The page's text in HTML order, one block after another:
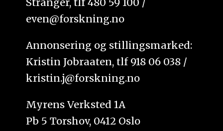
even@forskning.no
Annonsering og stillingsmarked:
Kristin Jobraaten, tlf 918 06 038 /
kristin.j@forskning.no
Myrens Verksted 1A
Pb 5 Torshov, 0412 Oslo